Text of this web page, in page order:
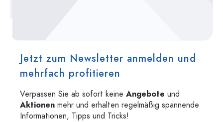
Jetzt zum Newsletter anmelden und
mehrfach profitieren
Verpassen Sie ab sofort keine Angebote und
Aktionen mehr und erhalten regelmäßig spannende
Informationen, Tipps und Tricks!